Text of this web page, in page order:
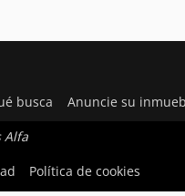
busca Anuncie su
Alfa
Política de cookies